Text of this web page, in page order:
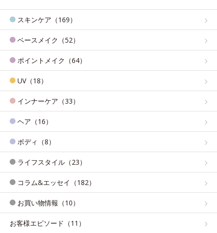
スキンケア（169）
ベースメイク（52）
ポイントメイク（64）
UV（18）
インナーケア（33）
ヘア（16）
ボディ（8）
ライフスタイル（23）
コラム&エッセイ（182）
お買い物情報（10）
お客様エピソード（11）